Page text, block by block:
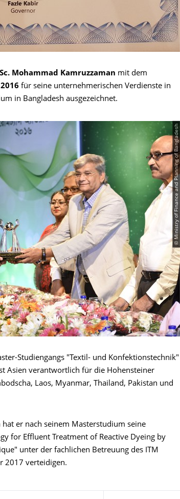
Mohammad Kamruzzaman mit dem
für seine unternehmerischen Verdienste in
in Bangladesh ausgezeichnet.
© Ministry of Finance and Planning of Bangladesh
Studiengangs "Textil- und Konfektionstechnik"
Asien verantwortlich für die Hohensteiner
Laos, Myanmar, Thailand, Pakistan und
er nach seinem Masterstudium seine
for Effluent Treatment of Reactive Dyeing by
unter der fachlichen Betreuung des ITM
2017 verteidigen.